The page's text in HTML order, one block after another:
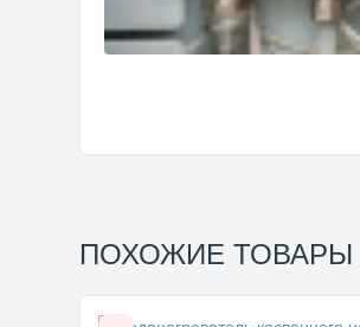
ПОХОЖИЕ ТОВАРЫ